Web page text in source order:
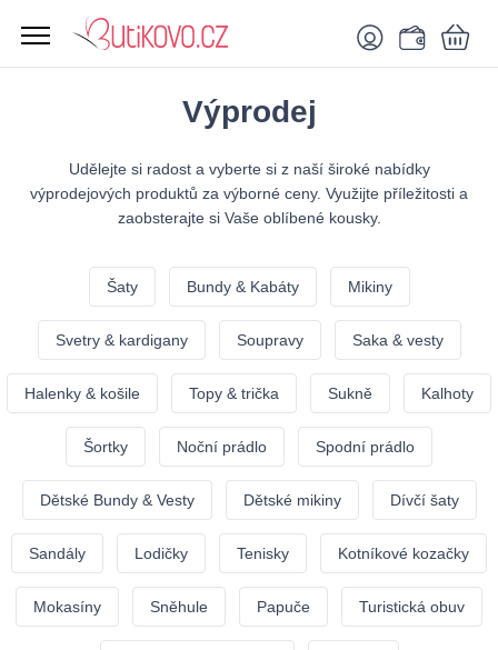
Výprodej
Udělejte si radost a vyberte si z naší široké nabídky
výprodejových produktů za výborné ceny. Využijte příležitosti a
zaobsterajte si Vaše oblíbené kousky.
Šaty Bundy & Kabáty Mikiny
Svetry & kardigany Soupravy Saka & vesty
Halenky & košile Topy & trička Sukně Kalhoty
Šortky Noční prádlo Spodní prádlo
Dětské Bundy & Vesty Dětské mikiny Dívčí šaty
Sandály Lodičky Tenisky Kotníkové kozačky
Mokasíny Sněhule Papuče Turistická obuv